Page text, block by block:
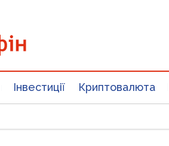
Інвестиції Криптовалюта